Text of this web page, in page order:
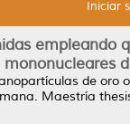
Iniciar
empleando
mononucleares
de oro
Maestría